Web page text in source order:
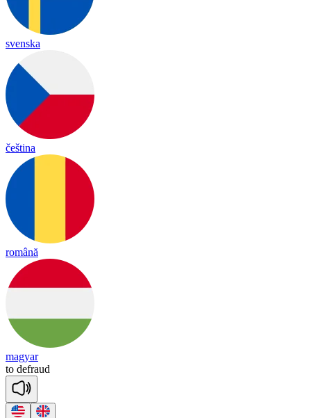
svenska
čeština
română
magyar
to defraud